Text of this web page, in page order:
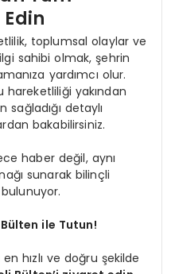
toplumsal olaylar ve
sahibi olmak, şehrin
yardımcı olur.
yakından
sağladığı detaylı
bakabilirsiniz.
haber değil, aynı
sunarak bilinçli
Bülten ile Tutun!
hızlı ve doğru şekilde